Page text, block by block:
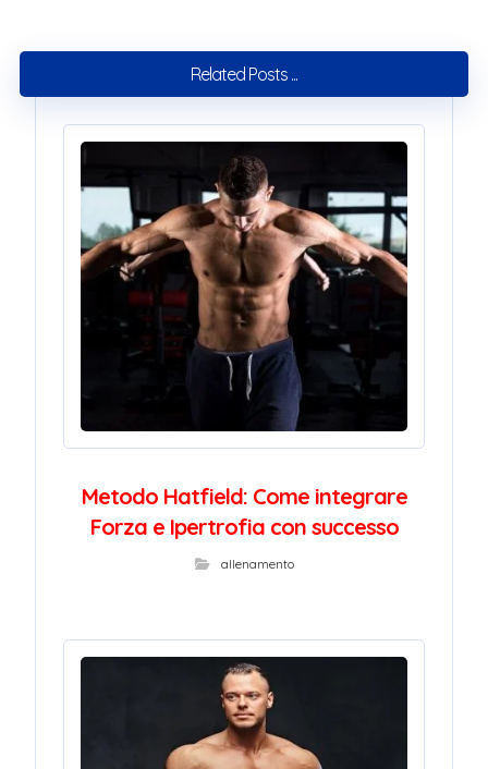
Related Posts ...
Metodo Hatfield: Come integrare
Forza e Ipertrofia con successo
allenamento